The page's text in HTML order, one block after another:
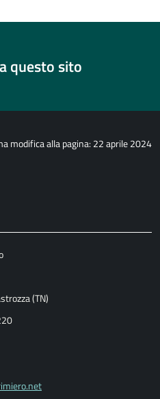
questo sito
modifica alla pagina: 22 aprile 2024
(TN)